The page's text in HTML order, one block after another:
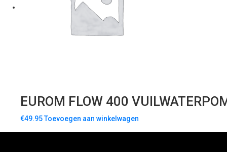
EUROM FLOW 400
€49.95Toevoegen aan winkelwagen